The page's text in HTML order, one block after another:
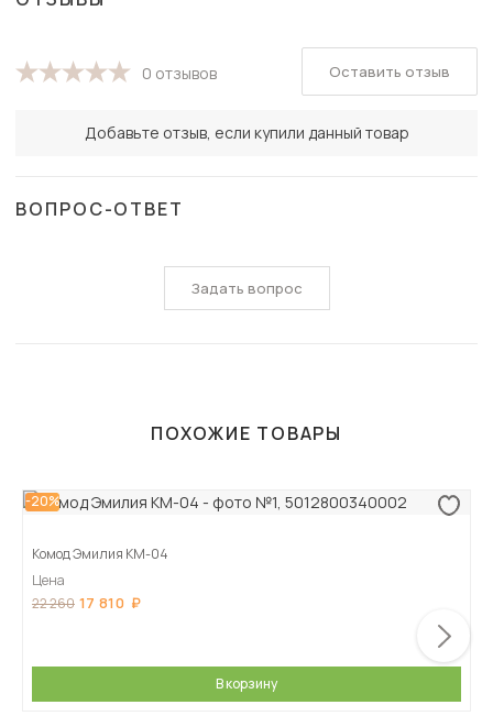
0 отзывов
Добавьте отзыв, если купили данный товар
Оставить отзыв
ВОПРОС-ОТВЕТ
Задать вопрос
ПОХОЖИЕ ТОВАРЫ
-20%
Комод Эмилия КМ-04
Цена
22 260 17 810
В корзину